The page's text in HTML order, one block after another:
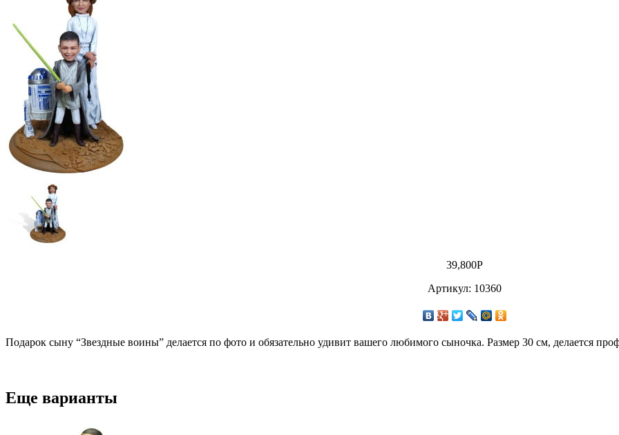
39,800Р
Артикул: 10360
Подарок сыну “Звездные воины” делается по фото и обязательно удивит вашего любимого сыночка. Размер 30 см, делается
Еще варианты